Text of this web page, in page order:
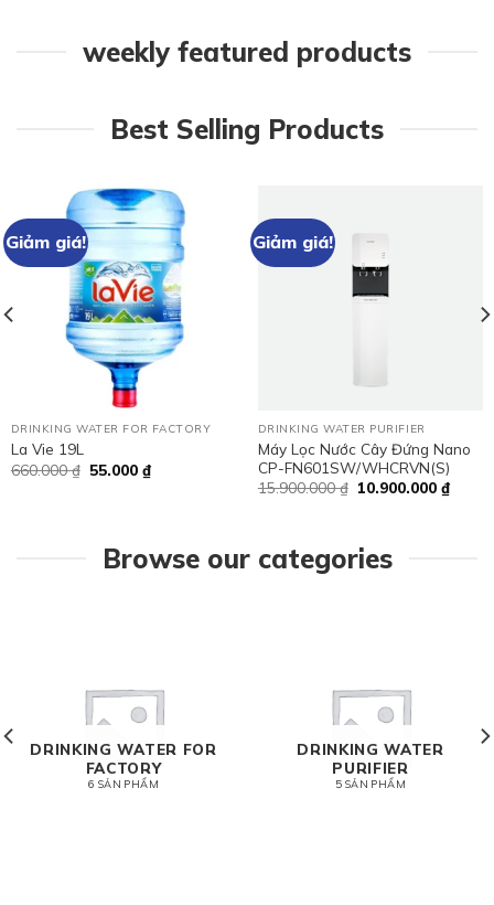
weekly featured products
Best Selling Products
Giảm giá!
DRINKING WATER FOR FACTORY
La Vie 19L
660.000₫ 55.000 ₫
Giảm giá!
DRINKING WATER PURIFIER
Máy Lọc Nước Cây Đứng Nano
CP-FN601SW/WHCRVN(S)
15.900.000₫ 10.900.000 ₫
Browse our categories
DRINKING WATER FOR
FACTORY
6 SẢN PHẨM
DRINKING WATER
PURIFIER
5 SẢN PHẨM